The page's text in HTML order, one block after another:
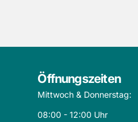
Öffnungszeiten
Mittwoch & Donnerstag:
08:00 - 12:00 Uhr